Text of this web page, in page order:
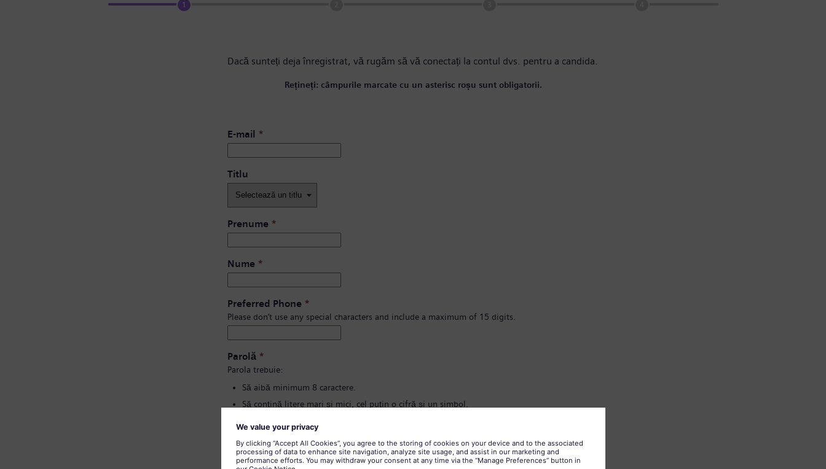
1
Dacă sunteți deja înregistrat, vă rugăm să vă conectați la contul dvs. pentru a candida.
Rețineți: câmpurile marcate cu un asterisc roșu sunt obligatorii.
E-mail *
Titlu
Prenume *
Nume *
Preferred Phone *
Please don’t use any special characters and include a maximum of 15 digits.
Parolă *
Parola trebuie:
Să aibă minimum 8 caractere.
Să conțină litere mari și mici, cel puțin o cifră și un simbol.